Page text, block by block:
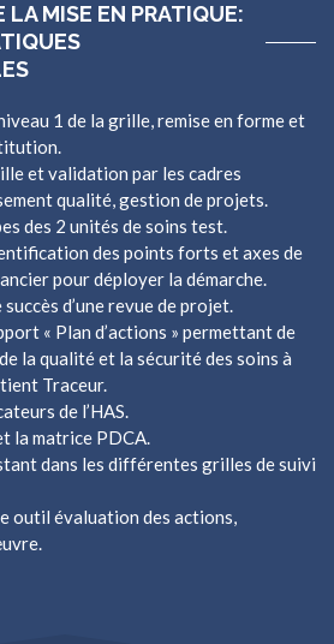
MISE EN PRATIQUE:
1 de la grille, remise en forme et
et validation par les cadres
qualité, gestion de projets.
des 2 unités de soins test.
des points forts et axes de
pour déployer la démarche.
d’une revue de projet.
« Plan d’actions » permettant de
la qualité et la sécurité des soins à
Traceur.
de l’HAS.
la matrice PDCA.
dans les différentes grilles de suivi
outil évaluation des actions,